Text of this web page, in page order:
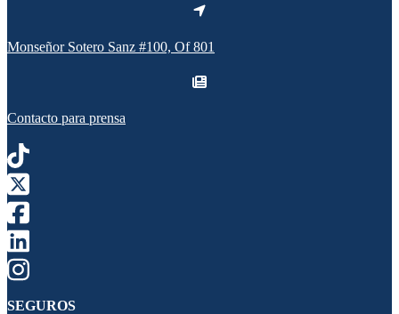
Monseñor Sotero Sanz #100, Of 801
Contacto para prensa
SEGUROS